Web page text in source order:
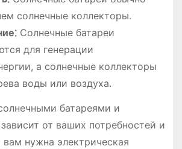
солнечные коллекторы.
Солнечные батареи
для генерации
а солнечные коллекторы
воды или воздуха.
батареями и
от ваших потребностей и
нужна электрическая